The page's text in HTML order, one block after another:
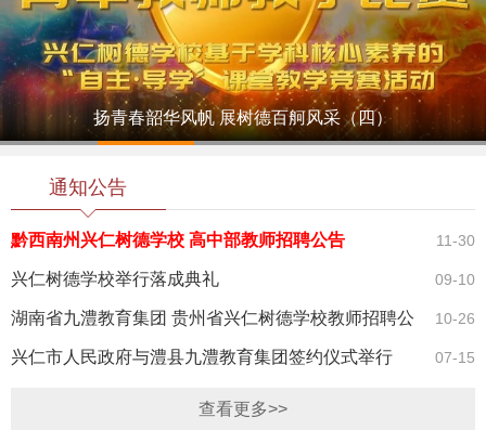
扬青春韶华风帆 展树德百舸风采（四）
通知公告
11-30
黔西南州兴仁树德学校 高中部教师招聘公告
09-10
兴仁树德学校举行落成典礼
10-26
湖南省九澧教育集团 贵州省兴仁树德学校教师招聘公
告 07-15
兴仁市人民政府与澧县九澧教育集团签约仪式举行
查看更多>>